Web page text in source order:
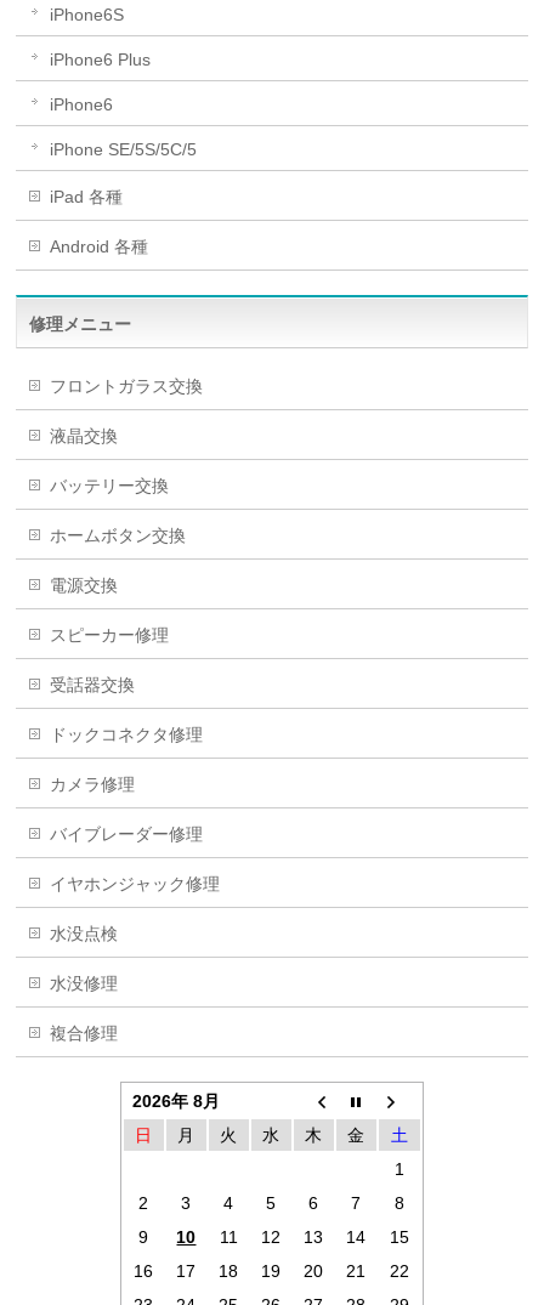
iPhone6S
iPhone6 Plus
iPhone6
iPhone SE/5S/5C/5
iPad 各種
Android 各種
修理メニュー
フロントガラス交換
液晶交換
バッテリー交換
ホームボタン交換
電源交換
スピーカー修理
受話器交換
ドックコネクタ修理
カメラ修理
バイブレーダー修理
イヤホンジャック修理
水没点検
水没修理
複合修理
2026年 8月
日
月 火 水 木 金
土
1
2
3 4 5 6 7
8
9
10 11 12 13 14
15
16
17 18 19 20 21
22